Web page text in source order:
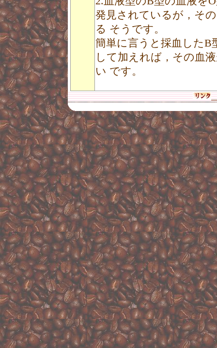
発見されているが，そ
る そうです。
簡単に言うと採血したB
して加えれば，その血
い です。